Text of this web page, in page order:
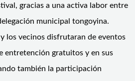
gracias a una activa labor entre
municipal tongoyina.
los vecinos disfrutaran de eventos
entretención gratuitos y en sus
también la participación